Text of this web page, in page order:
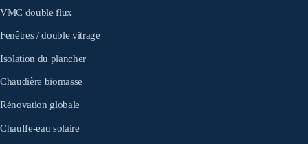
VMC double flux
Fenêtres / double vitrage
Isolation du plancher
Chaudière biomasse
Rénovation globale
Chauffe-eau solaire